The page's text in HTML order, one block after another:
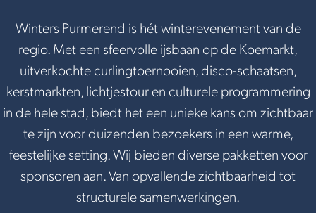
Winters Purmerend is hét winterevenement van de
regio. Met een sfeervolle ijsbaan op de Koemarkt,
uitverkochte curlingtoernooien, disco-schaatsen,
kerstmarkten, lichtjestour en culturele programmering
in de hele stad, biedt het een unieke kans om zichtbaar
te zijn voor duizenden bezoekers in een warme,
feestelijke setting. Wij bieden diverse pakketten voor
sponsoren aan. Van opvallende zichtbaarheid tot
structurele samenwerkingen.